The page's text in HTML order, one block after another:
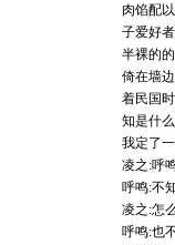
肉馅配
子爱好
半裸的
倚在墙
着民国
知是什
我定了
凌之:呼
呼鸣:不
凌之:怎
呼鸣:也